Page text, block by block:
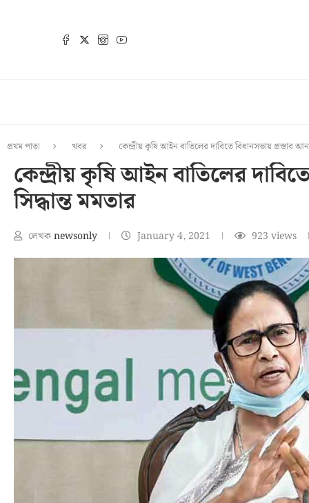
প্রথম পাতা খবর কেন্দ্রীয় কৃষি আইন বাতিলের দাবিতে বিধানসভায় প্রস্তাব
কেন্দ্রীয় কৃষি আইন বাতিলের
সিদ্ধান্ত মমতার
লেখকnewsonly January 4, 2021 923 views